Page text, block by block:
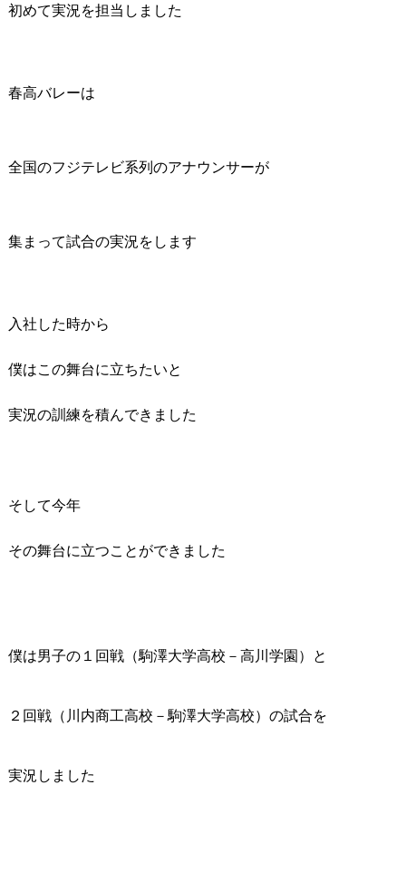
初めて実況を担当しました
春高バレーは
全国のフジテレビ系列のアナウンサーが
集まって試合の実況をします
入社した時から
僕はこの舞台に立ちたいと
実況の訓練を積んできました
そして今年
その舞台に立つことができました
僕は男子の１回戦（駒澤大学高校－高川学園）と
２回戦（川内商工高校－駒澤大学高校）の試合を
実況しました